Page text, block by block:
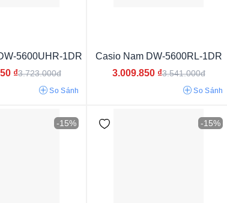
Vỏ đen bóng Vỏ trong suốt
5600UHR-1DR
₫3.723.000đ
So Sánh
Casio Nam DW-5600RL-1DR
3.009.850 ₫3.541.000đ
So Sánh
-15% -15%